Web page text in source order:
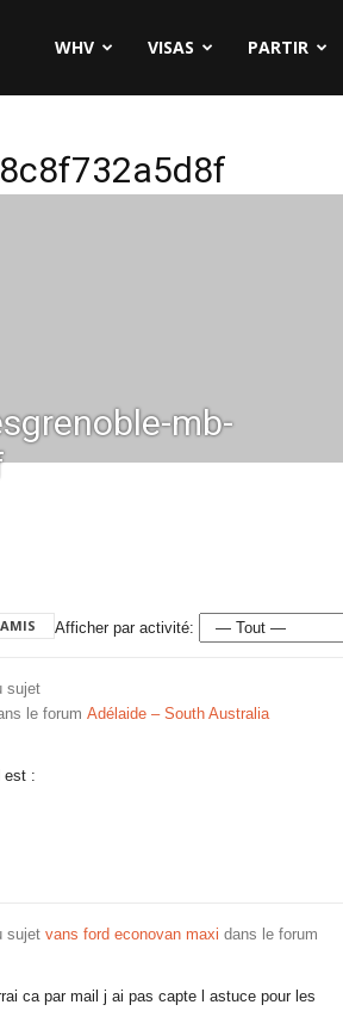
WHV VISAS PARTIR
mb-
Afficher par activité:
sujet
le forum Adélaide – South Australia
est :
sujet vans ford econovan maxi dans le forum
ca par mail j ai pas capte l astuce pour les